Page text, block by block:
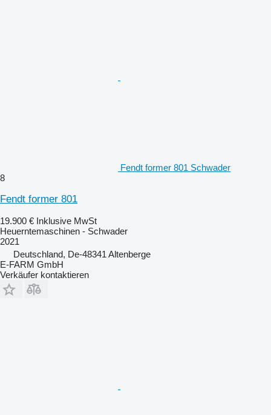
Fendt former 801 Schwader
8
Fendt former 801
19.900 € Inklusive MwSt
Heuerntemaschinen - Schwader
2021
Deutschland, De-48341 Altenberge
E-FARM GmbH
Verkäufer kontaktieren